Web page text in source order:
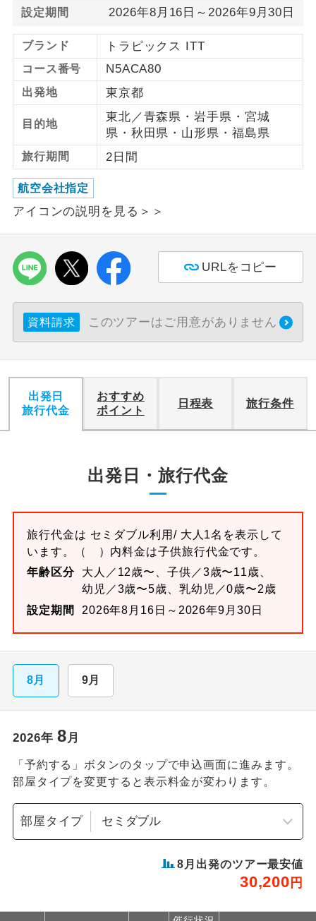
設定期間 2026年8月16日～2026年9月30日
ブランド トラピックス ITT
コース番号 N5ACA80
出発地 東京都
目的地
東北／青森県・岩手県・宮城
県・秋田県・山形県・福島県
旅行期間 2日間
航空会社指定
アイコンの説明を見る＞＞
URLをコピー
資料請求 このツアーはご用意がありません
出発日
旅行代金
おすすめ
ポイント
日程表 旅行条件
出発日・旅行代金
旅行代金は セミダブル利用/ 大人1名を表示して
います。
（ ）内料金は子供旅行代金です。
年齢区分
大人／12歳〜、子供／3歳〜11歳、
幼児／3歳〜5歳、乳幼児／0歳〜2歳
設定期間
2026年8月16日～2026年9月30日
8月 9月
2026年 8月
「予約する」ボタンのタップで申込画面に進みます。
部屋タイプを変更すると表示料金が変わります。
部屋タイプ
8 月出発のツアー最安値
30,200 円
航空会社指定
画にとても便利です。
ホテル指定
ご紹介するホテルを指定したコースで
す。
おひとり様バ
ス2席利用
おひとり様でバス席を2席利⽤できま
す。